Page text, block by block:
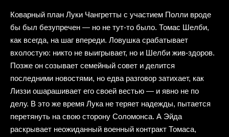
Коварный план Луки Чангретты с участием Полли вроде
бы был безупречен — но не тут-то было. Томас Шелби,
как всегда, на шаг впереди. Ловушка срабатывает
вхолостую: никто не выигрывает, но и Шелби жив-здоров.
Позже он созывает семейный совет и делится
последними новостями, но едва разговор затихает, как
Лиззи ошарашивает его своей вестью — и явно не по
делу. В это же время Лука не теряет надежды, пытается
перетянуть на свою сторону Соломонса. А Эйда
раскрывает неожиданный военный контракт Томаса,